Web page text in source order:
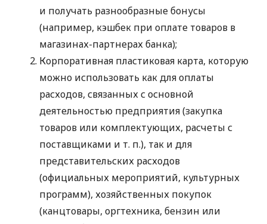
и получать разнообразные бонусы
(например, кэшбек при оплате товаров в
магазинах-партнерах банка);
Корпоративная пластиковая карта, которую
можно использовать как для оплаты
расходов, связанных с основной
деятельностью предприятия (закупка
товаров или комплектующих, расчеты с
поставщиками и т. п.), так и для
представительских расходов
(официальных мероприятий, культурных
программ), хозяйственных покупок
(канцтовары, оргтехника, бензин или